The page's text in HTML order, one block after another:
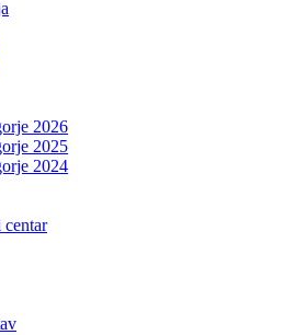
2026
2025
2024
centar